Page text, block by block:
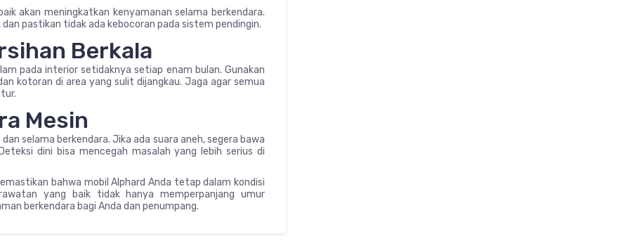
akan meningkatkan kenyamanan selama berkendara.
pastikan tidak ada kebocoran pada sistem pendingin.
Berkala
pada interior setidaknya setiap enam bulan. Gunakan
kotoran di area yang sulit dijangkau. Jaga agar semua
Mesin
selama berkendara. Jika ada suara aneh, segera bawa
dini bisa mencegah masalah yang lebih serius di
bahwa mobil Alphard Anda tetap dalam kondisi
yang baik tidak hanya memperpanjang umur
berkendara bagi Anda dan penumpang.